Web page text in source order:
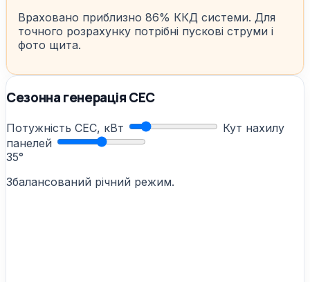
Враховано приблизно 86% ККД системи. Для
точного розрахунку потрібні пускові струми і
фото щита.
Сезонна генерація СЕС
Потужність СЕС, кВт
Кут нахилу
панелей
35°
Збалансований річний режим.